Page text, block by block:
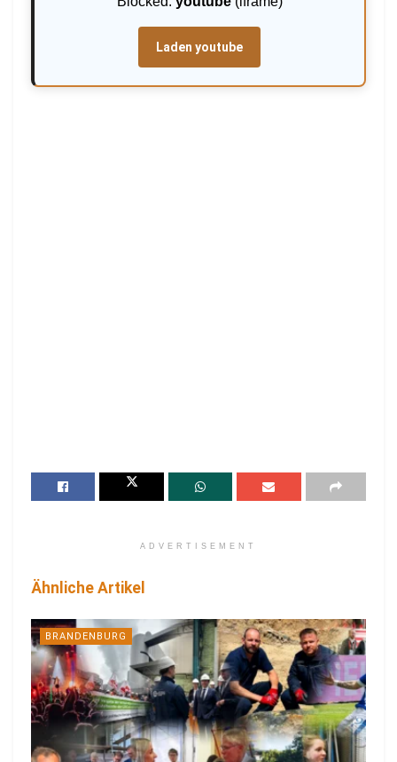
Laden youtube
ADVERTISEMENT
Ähnliche Artikel
BRANDENBURG